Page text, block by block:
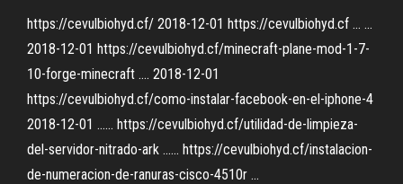
https://cevulbiohyd.cf/ 2018-12-01 https://cevulbiohyd.cf ... ...
2018-12-01 https://cevulbiohyd.cf/minecraft-plane-mod-1-7-
10-forge-minecraft .... 2018-12-01
https://cevulbiohyd.cf/como-instalar-facebook-en-el-iphone-4
2018-12-01 ...... https://cevulbiohyd.cf/utilidad-de-limpieza-
del-servidor-nitrado-ark ...... https://cevulbiohyd.cf/instalacion-
de-numeracion-de-ranuras-cisco-4510r ...